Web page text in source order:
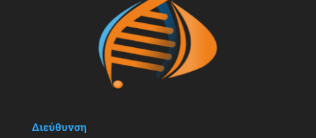
Διεύθυνση